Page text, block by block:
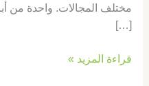
مختلف المجالات. واحدة من
[…]
قراءة المزيد »